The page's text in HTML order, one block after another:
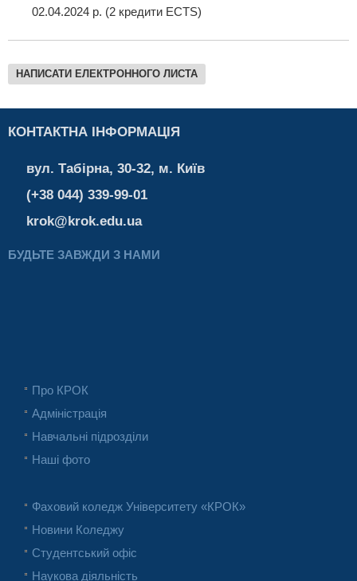
02.04.2024 р. (2 кредити ECTS)
НАПИСАТИ ЕЛЕКТРОННОГО ЛИСТА
КОНТАКТНА ІНФОРМАЦІЯ
вул. Табірна, 30-32, м. Київ
(+38 044) 339-99-01
krok@krok.edu.ua
БУДЬТЕ ЗАВЖДИ З НАМИ
Про КРОК
Адміністрація
Навчальні підрозділи
Наші фото
Фаховий коледж Університету «КРОК»
Новини Коледжу
Студентський офіс
Наукова діяльність